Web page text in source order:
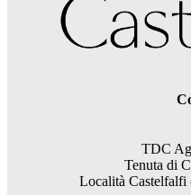
TDC
Tenuta di
Località